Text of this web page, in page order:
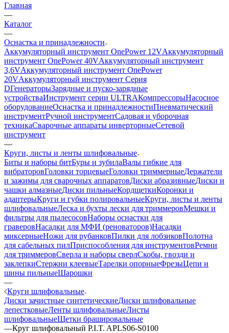
Главная
—
Каталог
—
Оснастка и принадлежности
Аккумуляторный инструмент OnePower 12VАккумуляторный
инструмент OnePower 40VАккумуляторный инструмент
3,6VАккумуляторный инструмент OnePower
20VАккумуляторный инструмент Серия
DГенераторыЗарядные и пуско-зарядные
устройстваИнструмент серии ULTRAКомпрессорыНасосное
оборудованиеОснастка и принадлежностиПневматический
инструментРучной инструментСадовая и уборочная
техникаСварочные аппараты инверторныеСетевой
инструмент
—
Круги, листы и ленты шлифовальные
Биты и наборы битБуры и зубилаВалы гибкие для
вибраторовГоловки торцевыеГоловки триммерныеДержатели
и зажимы для сварочных аппаратовДиски абразивныеДиски и
чашки алмазныеДиски пильныеКордщеткиКоронки и
адаптерыКруги и губки полировальныеКруги, листы и ленты
шлифовальныеЛеска и бухты лески для триммеровМешки и
фильтры для пылесосовНаборы оснастки для
граверовНасадки для МФИ (реноваторов)Насадки
миксерныеНожи для рубанковПилки для лобзиковПолотна
для сабельных пилПриспособления для инструментовРемни
для триммеровСверла и наборы сверлСкобы, гвозди и
заклепкиСтержни клеевыеТарелки опорныеФрезыЦепи и
шины пильныеШарошки
—
Круги шлифовальные
Диски зачистные синтетическиеДиски шлифовальные
лепестковыеЛенты шлифовальныеЛисты
шлифовальныеЩетки брашировальные
—Круг шлифовальный P.I.T. APLS06-S0100